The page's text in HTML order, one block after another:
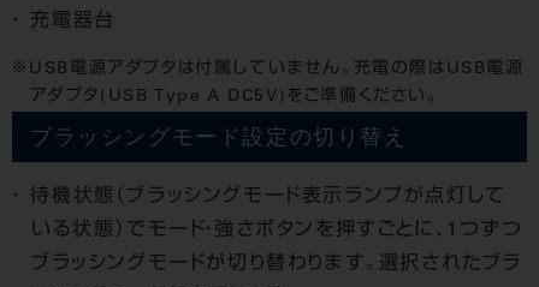
充電器台
USB電源アダプタは付属していません。充電の際はUSB電源
アダプタ(USB Type A DC5V)をご準備ください。
ブラッシングモード設定の切り替え
待機状態（ブラッシングモード表示ランプが点灯して
いる状態）でモード・強さボタンを押すごとに、1つずつ
ブラッシングモードが切り替わります。選択されたブラ